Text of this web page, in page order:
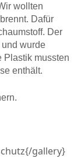
wollten
Dafür
Der
wurde
Plastik mussten
enthält.
gallery}